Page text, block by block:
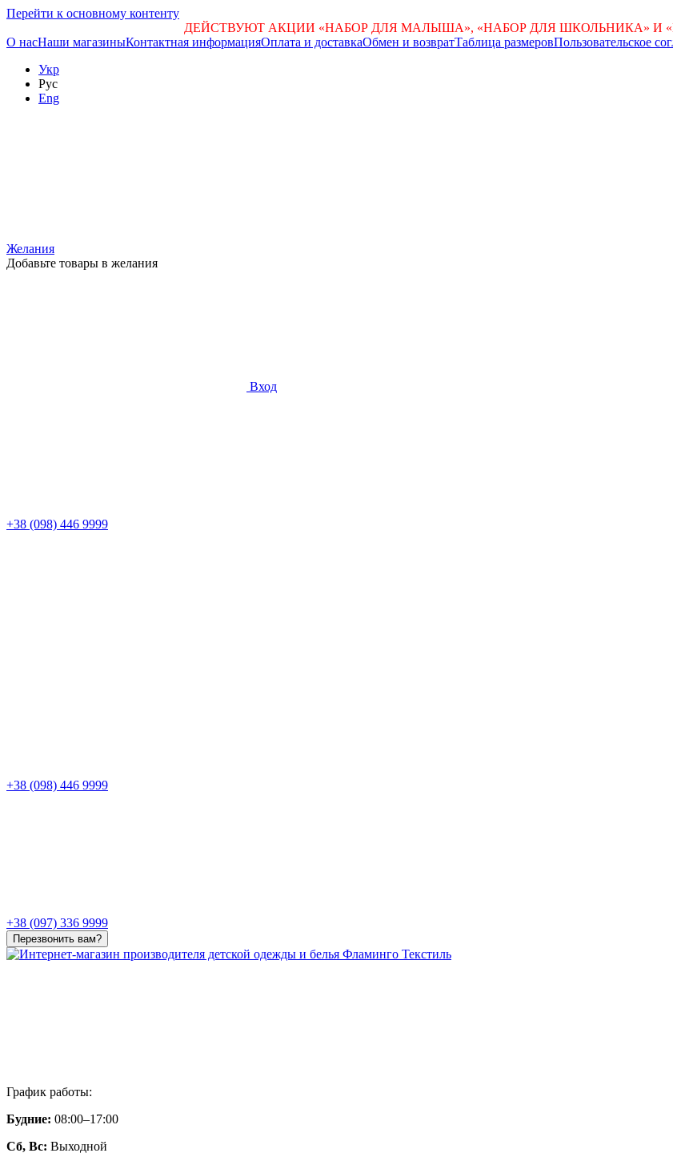
Перейти к основному контенту
ДЕЙСТВУЮТ АКЦИИ «НАБОР ДЛЯ МАЛЫША», «НАБОР ДЛЯ ШКОЛЬНИКА» И
О насНаши магазиныКонтактная информацияОплата и доставкаОбмен и возвратТаблица размеровПользовательское
Укр
Рус
Eng
Желания
Добавьте товары в желания
Вход
+38 (098) 446 9999
+38 (098) 446 9999
+38 (097) 336 9999
Перезвонить вам?
График работы:
Будние: 08:00–17:00
Сб, Вс: Выходной